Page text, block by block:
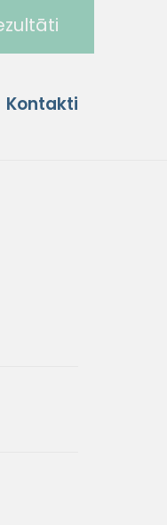
Kontakti